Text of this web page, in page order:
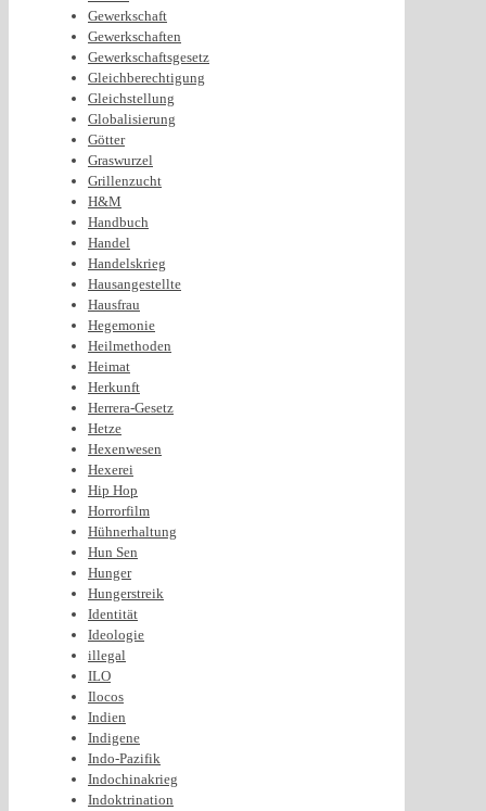
Gewerkschaft
Gewerkschaften
Gewerkschaftsgesetz
Gleichberechtigung
Gleichstellung
Globalisierung
Götter
Graswurzel
Grillenzucht
H&M
Handbuch
Handel
Handelskrieg
Hausangestellte
Hausfrau
Hegemonie
Heilmethoden
Heimat
Herkunft
Herrera-Gesetz
Hetze
Hexenwesen
Hexerei
Hip Hop
Horrorfilm
Hühnerhaltung
Hun Sen
Hunger
Hungerstreik
Identität
Ideologie
illegal
ILO
Ilocos
Indien
Indigene
Indo-Pazifik
Indochinakrieg
Indoktrination